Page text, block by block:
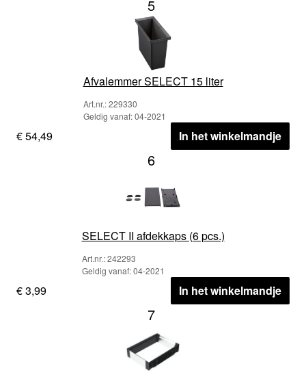
5
Afvalemmer SELECT 15 liter
Art.nr.: 229330
Geldig vanaf: 04-2021
€ 54,49 In het winkelmandje
6
SELECT II afdekkaps (6 pcs.)
Art.nr.: 242293
Geldig vanaf: 04-2021
€ 3,99 In het winkelmandje
7